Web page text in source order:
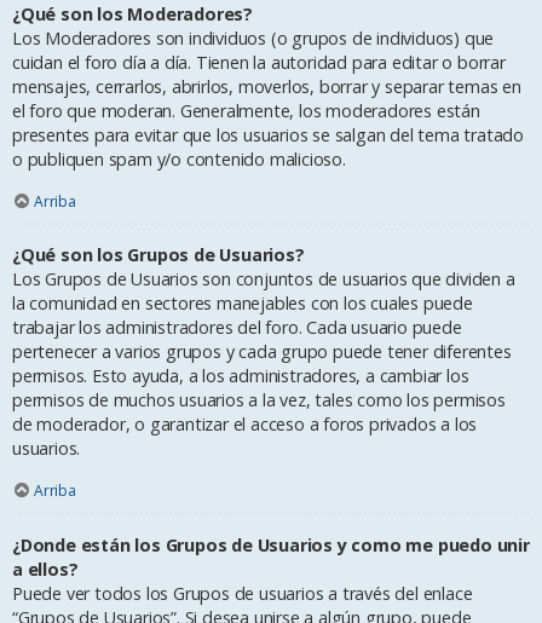
¿Qué son los Moderadores?
Los Moderadores son individuos (o grupos de individuos) que
cuidan el foro día a día. Tienen la autoridad para editar o borrar
mensajes, cerrarlos, abrirlos, moverlos, borrar y separar temas en
el foro que moderan. Generalmente, los moderadores están
presentes para evitar que los usuarios se salgan del tema tratado
o publiquen spam y/o contenido malicioso.
Arriba
¿Qué son los Grupos de Usuarios?
Los Grupos de Usuarios son conjuntos de usuarios que dividen a
la comunidad en sectores manejables con los cuales puede
trabajar los administradores del foro. Cada usuario puede
pertenecer a varios grupos y cada grupo puede tener diferentes
permisos. Esto ayuda, a los administradores, a cambiar los
permisos de muchos usuarios a la vez, tales como los permisos
de moderador, o garantizar el acceso a foros privados a los
usuarios.
Arriba
¿Donde están los Grupos de Usuarios y como me puedo unir
a ellos?
Puede ver todos los Grupos de usuarios a través del enlace
“Grupos de Usuarios”. Si desea unirse a algún grupo, puede